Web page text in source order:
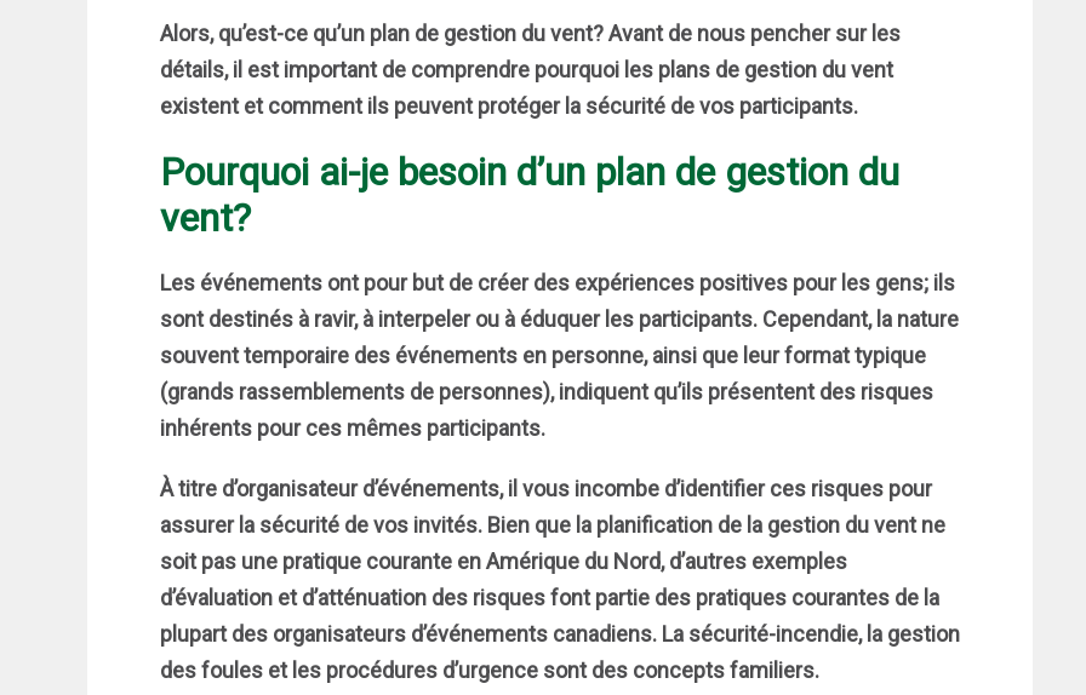
Alors, qu’est-ce qu’un plan de gestion du vent? Avant de nous pencher sur les
détails, il est important de comprendre pourquoi les plans de gestion du vent
existent et comment ils peuvent protéger la sécurité de vos participants.
Pourquoi ai-je besoin d’un plan de gestion du
vent?
Les événements ont pour but de créer des expériences positives pour les gens; ils
sont destinés à ravir, à interpeler ou à éduquer les participants. Cependant, la nature
souvent temporaire des événements en personne, ainsi que leur format typique
(grands rassemblements de personnes), indiquent qu’ils présentent des risques
inhérents pour ces mêmes participants.
À titre d’organisateur d’événements, il vous incombe d’identifier ces risques pour
assurer la sécurité de vos invités. Bien que la planification de la gestion du vent ne
soit pas une pratique courante en Amérique du Nord, d’autres exemples
d’évaluation et d’atténuation des risques font partie des pratiques courantes de la
plupart des organisateurs d’événements canadiens. La sécurité-incendie, la gestion
des foules et les procédures d’urgence sont des concepts familiers.